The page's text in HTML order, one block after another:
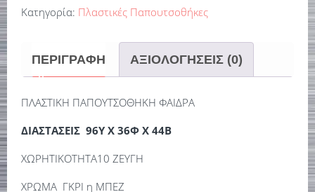
Κατηγορία: Πλαστικές Παπουτσοθήκες
ΠΕΡΙΓΡΑΦΉ ΑΞΙΟΛΟΓΉΣΕΙΣ (0)
ΠΛΑΣΤΙΚΗ ΠΑΠΟΥΤΣΟΘΗΚΗ ΦΑΙΔΡΑ
ΔΙΑΣΤΑΣΕΙΣ 96Υ Χ 36Φ Χ 44Β
ΧΩΡΗΤΙΚΟΤΗΤΑ10 ΖΕΥΓΗ
ΧΡΩΜΑ ΓΚΡΙ η ΜΠΕΖ